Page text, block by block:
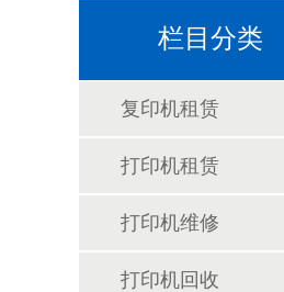
栏目分类
复印机租赁
打印机租赁
打印机维修
打印机回收